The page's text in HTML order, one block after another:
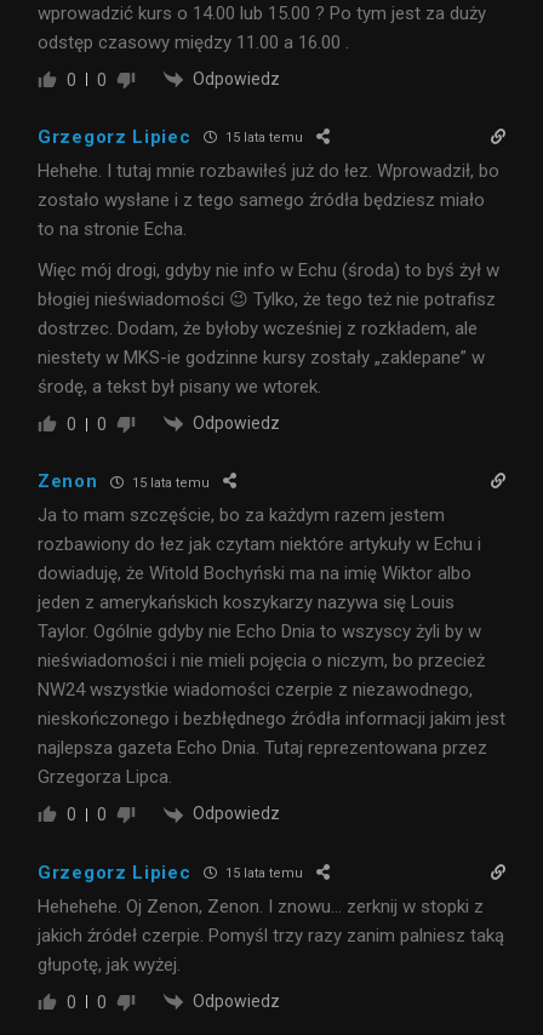
wprowadzić kurs o 14.00 lub 15.00 ? Po tym jest za duży
odstęp czasowy między 11.00 a 16.00 .
0 0 Odpowiedz
Grzegorz Lipiec 15 lata temu
Hehehe. I tutaj mnie rozbawiłeś już do łez. Wprowadził, bo
zostało wysłane i z tego samego źródła będziesz miało
to na stronie Echa.
Więc mój drogi, gdyby nie info w Echu (środa) to byś żył w
błogiej nieświadomości 😉 Tylko, że tego też nie potrafisz
dostrzec. Dodam, że byłoby wcześniej z rozkładem, ale
niestety w MKS-ie godzinne kursy zostały „zaklepane” w
środę, a tekst był pisany we wtorek.
0 0 Odpowiedz
Zenon 15 lata temu
Ja to mam szczęście, bo za każdym razem jestem
rozbawiony do łez jak czytam niektóre artykuły w Echu i
dowiaduję, że Witold Bochyński ma na imię Wiktor albo
jeden z amerykańskich koszykarzy nazywa się Louis
Taylor. Ogólnie gdyby nie Echo Dnia to wszyscy żyli by w
nieświadomości i nie mieli pojęcia o niczym, bo przecież
NW24 wszystkie wiadomości czerpie z niezawodnego,
nieskończonego i bezbłędnego źródła informacji jakim jest
najlepsza gazeta Echo Dnia. Tutaj reprezentowana przez
Grzegorza Lipca.
0 0 Odpowiedz
Grzegorz Lipiec 15 lata temu
Hehehehe. Oj Zenon, Zenon. I znowu… zerknij w stopki z
jakich źródeł czerpie. Pomyśl trzy razy zanim palniesz taką
głupotę, jak wyżej.
0 0 Odpowiedz